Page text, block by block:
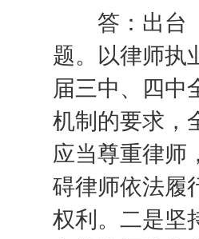
答：出台《
题。以律师执
届三中、四中
机制的要求，
应当尊重律师
碍律师依法履
权利。二是坚